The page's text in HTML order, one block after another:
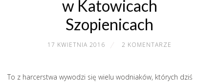
w Katowicach
Szopienicach
17 KWIETNIA 2016 2 KOMENTARZE
To z harcerstwa wywodzi się wielu wodniaków, których dziś